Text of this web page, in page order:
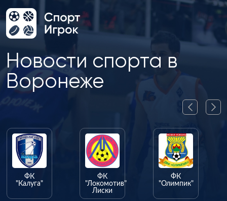
Новости спорта в
Воронеже
ФК
"Калуга"
ФК
"Локомотив"
Лиски
ФК
"Олимпик"